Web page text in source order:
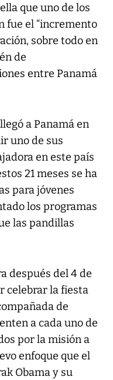
que uno de los
fue el “incremento
sobre todo en
de
entre Panamá
a Panamá en
uno de sus
en este país
21 meses se ha
para jóvenes
los programas
las pandillas
después del 4 de
celebrar la fiesta
de
a cada uno de
por la misión a
enfoque que el
Obama y su